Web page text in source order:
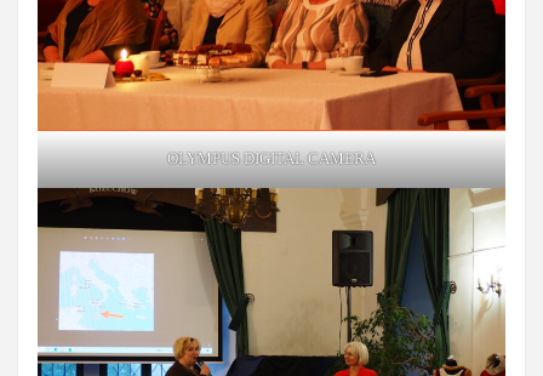
OLYMPUS DIGITAL CAMERA